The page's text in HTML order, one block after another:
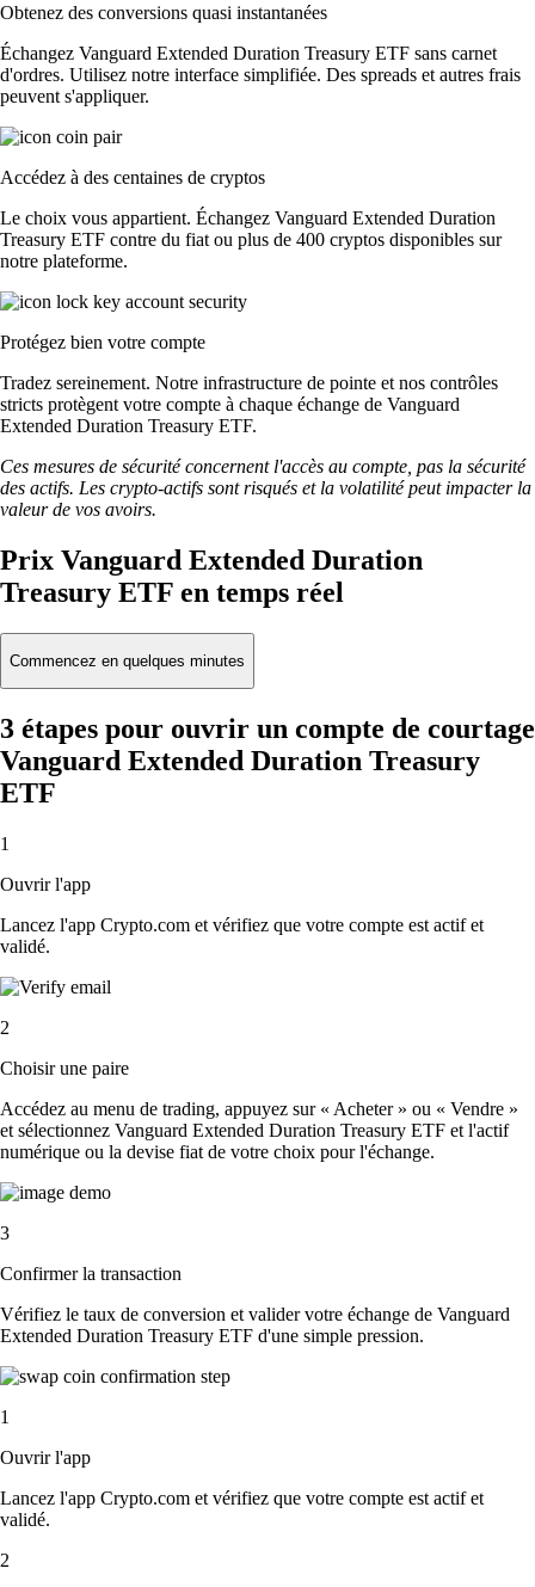
Obtenez des conversions quasi instantanées
Échangez Vanguard Extended Duration Treasury ETF sans carnet
d'ordres. Utilisez notre interface simplifiée. Des spreads et autres frais
peuvent s'appliquer.
Accédez à des centaines de cryptos
Le choix vous appartient. Échangez Vanguard Extended Duration
Treasury ETF contre du fiat ou plus de 400 cryptos disponibles sur
notre plateforme.
Protégez bien votre compte
Tradez sereinement. Notre infrastructure de pointe et nos contrôles
stricts protègent votre compte à chaque échange de Vanguard
Extended Duration Treasury ETF.
Ces mesures de sécurité concernent l'accès au compte, pas la sécurité
des actifs. Les crypto-actifs sont risqués et la volatilité peut impacter la
valeur de vos avoirs.
Prix Vanguard Extended Duration
Treasury ETF en temps réel
Commencez en quelques minutes
3 étapes pour ouvrir un compte de courtage
Vanguard Extended Duration Treasury
ETF
1
Ouvrir l'app
Lancez l'app Crypto.com et vérifiez que votre compte est actif et
validé.
2
Choisir une paire
Accédez au menu de trading, appuyez sur « Acheter » ou « Vendre »
et sélectionnez Vanguard Extended Duration Treasury ETF et l'actif
numérique ou la devise fiat de votre choix pour l'échange.
3
Confirmer la transaction
Vérifiez le taux de conversion et valider votre échange de Vanguard
Extended Duration Treasury ETF d'une simple pression.
1
Ouvrir l'app
Lancez l'app Crypto.com et vérifiez que votre compte est actif et
validé.
2